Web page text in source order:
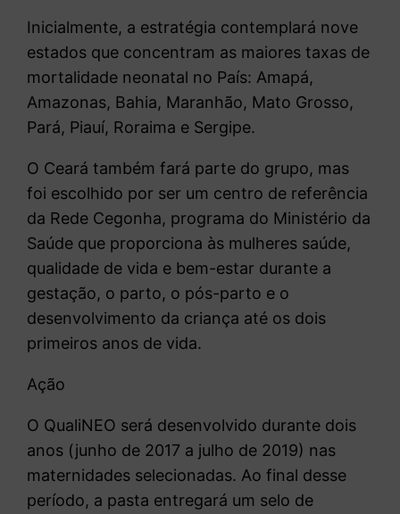
Inicialmente, a estratégia contemplará nove
estados que concentram as maiores taxas de
mortalidade neonatal no País: Amapá,
Amazonas, Bahia, Maranhão, Mato Grosso,
Pará, Piauí, Roraima e Sergipe.
O Ceará também fará parte do grupo, mas
foi escolhido por ser um centro de referência
da Rede Cegonha, programa do Ministério da
Saúde que proporciona às mulheres saúde,
qualidade de vida e bem-estar durante a
gestação, o parto, o pós-parto e o
desenvolvimento da criança até os dois
primeiros anos de vida.
Ação
O QualiNEO será desenvolvido durante dois
anos (junho de 2017 a julho de 2019) nas
maternidades selecionadas. Ao final desse
período, a pasta entregará um selo de